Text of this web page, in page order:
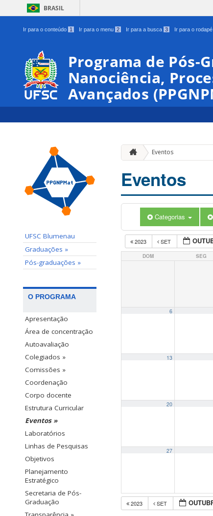
BRASIL
Ir para o conteúdo 1 Ir para o menu 2 Ir para a busca 3 Ir para o rodapé
Programa de Pós-
Nanociência,
Avançados
UFSC Blumenau
Graduações »
Pós-graduações »
O PROGRAMA
Apresentação
Área de concentração
Autoavaliação
Colegiados »
Comissões »
Coordenação
Corpo docente
Estrutura Curricular
Eventos »
Laboratórios
Linhas de Pesquisas
Objetivos
Planejamento
Estratégico
Secretaria de Pós-
Graduação
Eventos
Eventos
Categorias
2023 SET
DOM SEG
6
13
20
27
2023 SET